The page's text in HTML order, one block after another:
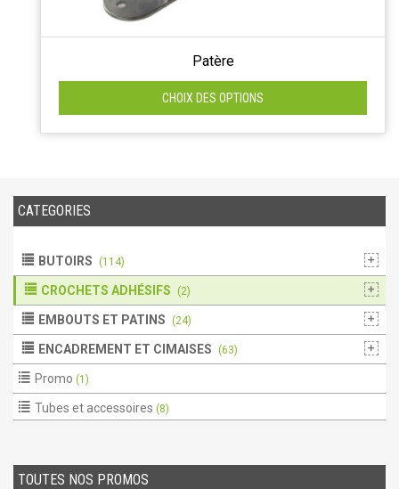
Patère
CHOIX DES OPTIONS
CATEGORIES
BUTOIRS (114)
CROCHETS ADHÉSIFS (2)
EMBOUTS ET PATINS (24)
ENCADREMENT ET CIMAISES (63)
Promo (1)
Tubes et accessoires (8)
TOUTES NOS PROMOS